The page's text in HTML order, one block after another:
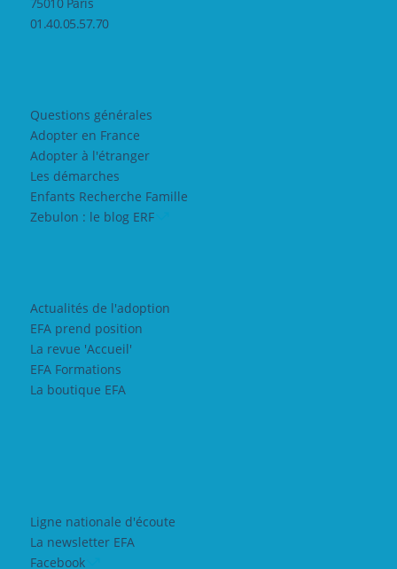
01.40.05.57.70
Questions générales
Adopter en France
Adopter à l'étranger
Les démarches
Enfants Recherche Famille
Zebulon : le blog ERF
Actualités de l'adoption
EFA prend position
La revue 'Accueil'
EFA Formations
La boutique EFA
Ligne nationale d'écoute
La newsletter EFA
Facebook